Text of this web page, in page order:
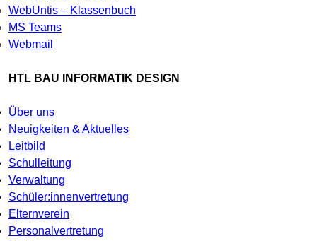
WebUntis – Klassenbuch
MS Teams
Webmail
HTL BAU INFORMATIK DESIGN
Über uns
Neuigkeiten & Aktuelles
Leitbild
Schulleitung
Verwaltung
Schüler:innenvertretung
Elternverein
Personalvertretung